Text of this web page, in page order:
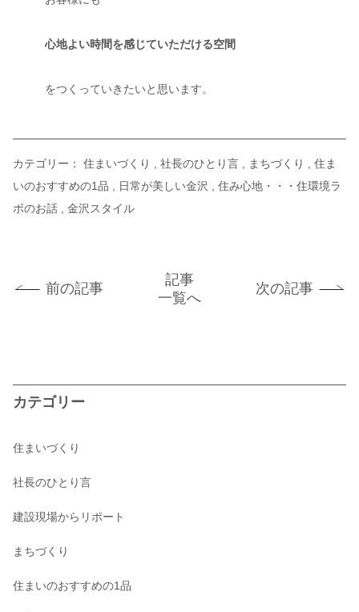
心地よい時間を感じていただける空間
をつくっていきたいと思います。
カテゴリー： 住まいづくり 社長のひとり言 まちづくり
住ま
いのおすすめの1品
日常が美しい金沢
住み心地・・・住環境ラ
ボのお話
金沢スタイル
前の記事
記事
一覧へ
次の記事
カテゴリー
住まいづくり
社長のひとり言
建設現場からリポート
まちづくり
住まいのおすすめの1品